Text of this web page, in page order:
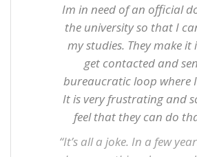
Im in need of an official
the university so that I
my studies. They make it
get contacted and
bureaucratic loop where
It is very frustrating and
feel that they can do
“It’s all a joke. In a few